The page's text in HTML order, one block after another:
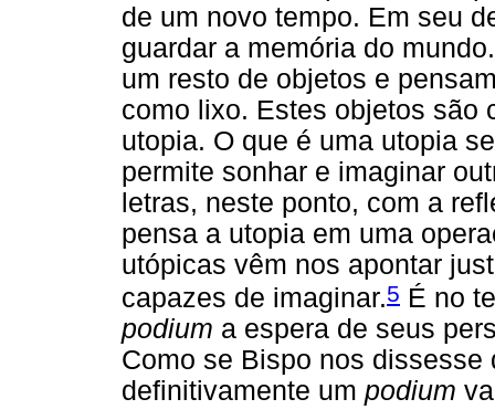
de um novo tempo. Em seu
guardar a memória do
um resto de objetos e
como lixo. Estes objetos são
utopia. O que é uma utopia
permite sonhar e imaginar
letras, neste ponto, com a
pensa a utopia em uma
utópicas vêm nos apontar
capazes de imaginar.5 É no
podium a espera de seus
Como se Bispo nos
definitivamente um podium